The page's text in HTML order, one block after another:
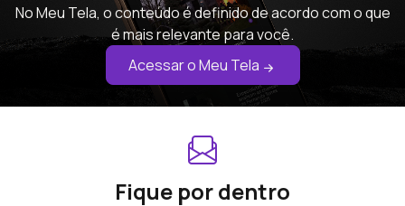
No Meu Tela, o conteúdo é definido de acordo com o que
é mais relevante para você.
Acessar o Meu Tela
Fique por dentro